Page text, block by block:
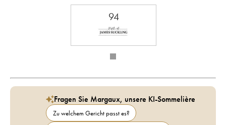
94
Fragen Sie Margaux, unsere KI-Sommelière
Zu welchem Gericht passt es?